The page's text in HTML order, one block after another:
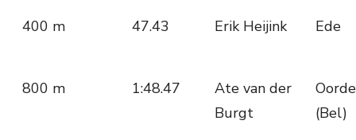
400 m 47.43 Erik Heijink Ede
800 m 1:48.47
Ate van der
Burgt
(Bel)